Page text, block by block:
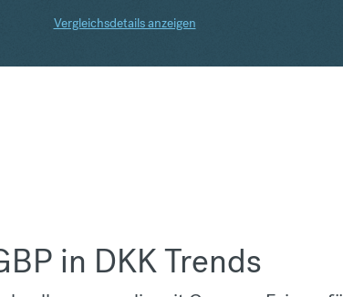
Vergleichsdetails anzeigen
in DKK Trends